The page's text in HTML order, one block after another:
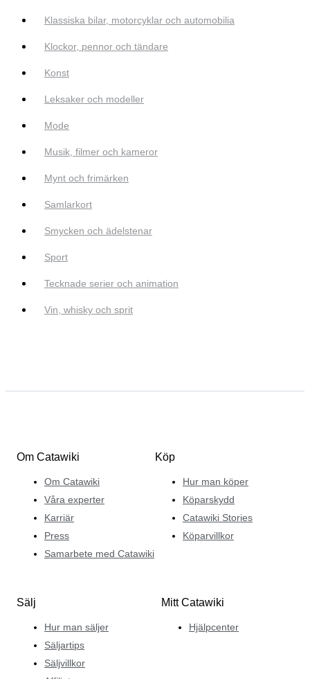
Klassiska bilar, motorcyklar och automobilia
Klockor, pennor och tändare
Konst
Leksaker och modeller
Mode
Musik, filmer och kameror
Mynt och frimärken
Samlarkort
Smycken och ädelstenar
Sport
Tecknade serier och animation
Vin, whisky och sprit
Om Catawiki
Om Catawiki
Våra experter
Karriär
Press
Samarbete med Catawiki
Köp
Hur man köper
Köparskydd
Catawiki Stories
Köparvillkor
Sälj
Hur man säljer
Säljartips
Säljvillkor
Mitt Catawiki
Hjälpcenter